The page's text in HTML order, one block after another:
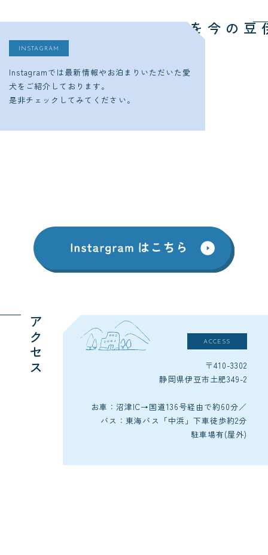
ゆるり西伊豆の
INSTAGRAM
Instagramでは最新情報やお泊まりいただいた愛
犬をご紹介しております。
是非チェックしてみてください。
アクセス ACCESS
〒410-3302
静岡県伊豆市土肥349-2
お車：沼津IC→国道136号経由で約60分／
バス：東海バス「中浜」下車徒歩約2分
駐車場有(屋外)